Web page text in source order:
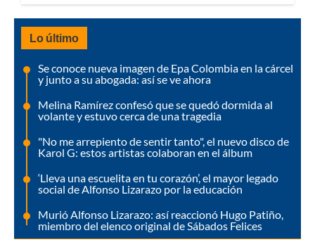
Lo último
Se conoce nueva imagen de Epa Colombia en la cárcel
y junto a su abogada: así se ve ahora
Melina Ramírez confesó que se quedó dormida al
volante y estuvo cerca de una tragedia
"No me arrepiento de sentir tanto", el nuevo disco de
Karol G: estos artistas colaboran en el álbum
‘Lleva una escuelita en tu corazón’, el mayor legado
social de Alfonso Lizarazo por la educación
Murió Alfonso Lizarazo: así reaccionó Hugo Patiño,
miembro del elenco original de Sábados Felices